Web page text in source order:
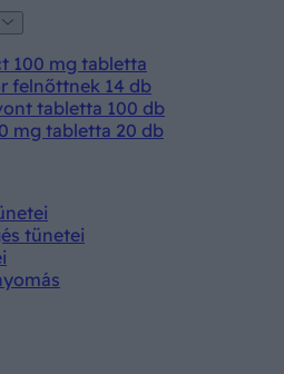
100 mg tabletta
felnőttnek 14 db
tabletta 100 db
mg tabletta 20 db
tünetei